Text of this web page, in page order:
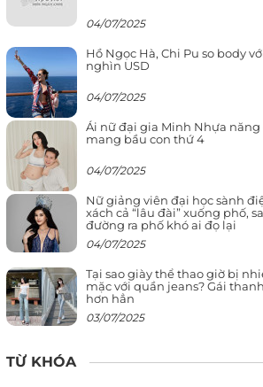
04/07/2025
Hồ Ngọc Hà, Chi Pu so body
nghìn USD
04/07/2025
Ái nữ đại gia Minh Nhựa
mang bầu con thứ 4
04/07/2025
Nữ giảng viên đại học sành
xách cả “lâu đài” xuống phố,
đường ra phố khó ai đọ lại
04/07/2025
Tại sao giày thể thao giờ bị
mặc với quần jeans? Gái
hơn hẳn
03/07/2025
TỪ KHÓA